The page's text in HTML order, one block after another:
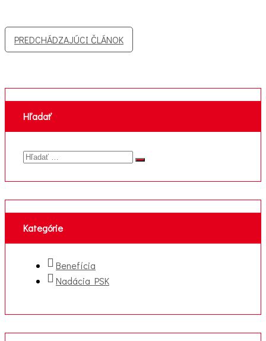
Navigácia
v
PREDCHÁDZAJÚCI ČLÁNOK
Hľadať
Výsledky
pre:
Hľadať
Kategórie
Benefícia
Nadácia PSK